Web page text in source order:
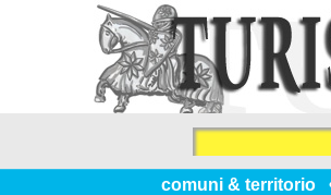
comuni & territorio